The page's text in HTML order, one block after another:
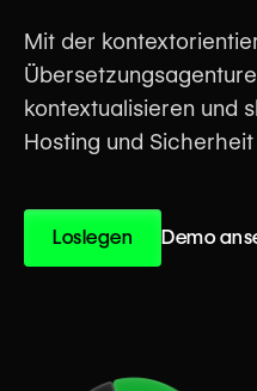
Mit der
kontextualisieren und
Hosting und
Loslegen Demo